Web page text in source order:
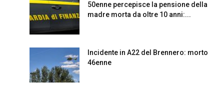
50enne percepisce la pensione della
madre morta da oltre 10 anni:...
Incidente in A22 del Brennero: morto
46enne